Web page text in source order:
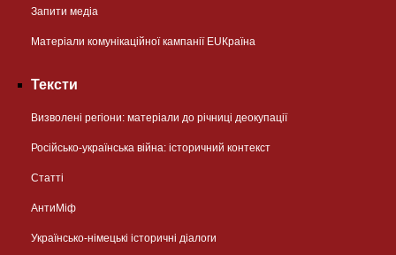
Запити медіа
Матеріали комунікаційної кампанії EUКраїна
Тексти
Визволені регіони: матеріали до річниці деокупації
Російсько-українська війна: історичний контекст
Статті
АнтиМіф
Українсько-німецькі історичні діалоги